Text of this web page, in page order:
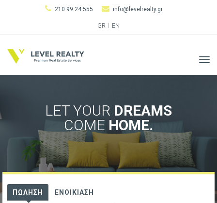
210 99 24 555 info@levelrealty.gr
GR EN
LET YOUR DREAMS
COME HOME.
ΠΩΛΗΣΗ ΕΝΟΙΚΙΑΣΗ